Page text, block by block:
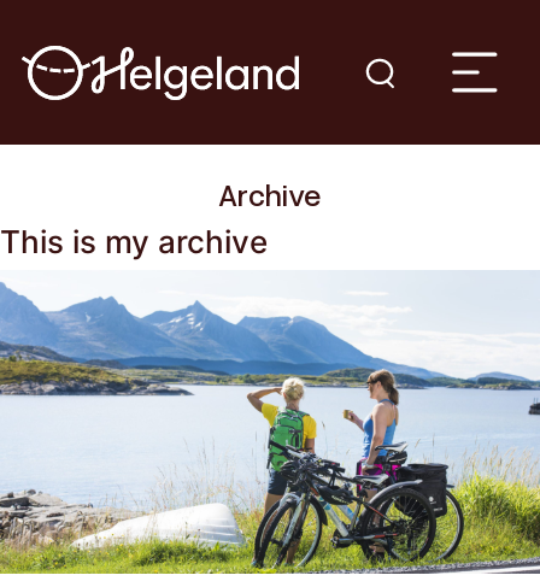
Archive
This is my archive